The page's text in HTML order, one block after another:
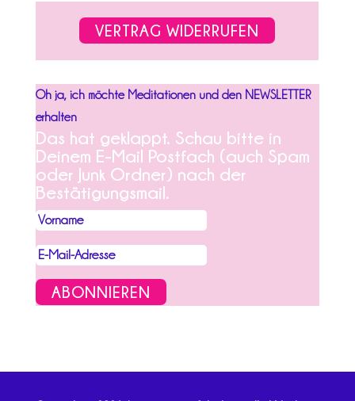
VERTRAG WIDERRUFEN
Oh ja, ich möchte Meditationen und den NEWSLETTER
erhalten
Das hat geklappt. Schau bitte in
Deinem E-Mail Postfach (auch Spam
oder Junk Ordner) nach der
Bestätigungsmail.
ABONNIEREN